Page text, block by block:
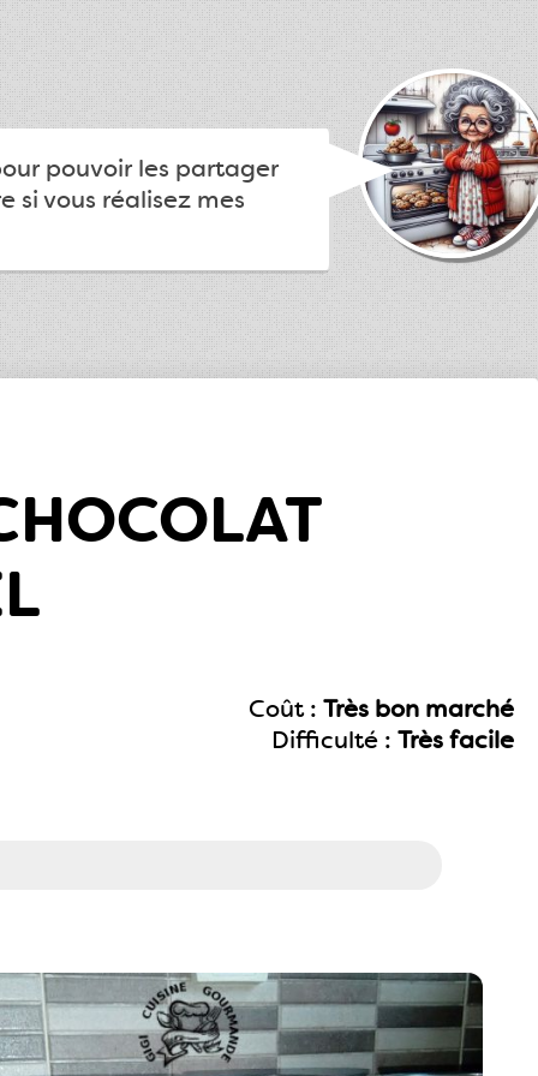
pouvoir les partager
si vous réalisez mes
Coût : Très bon marché
Difficulté : Très facile